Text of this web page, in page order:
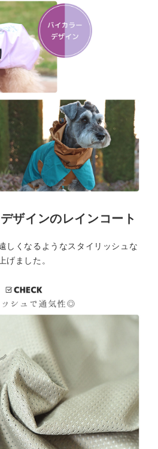
ザインのレインコート
しくなるようなスタイリッシュな
げました。